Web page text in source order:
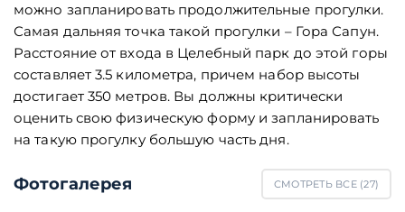
можно запланировать продолжительные прогулки.
Самая дальняя точка такой прогулки – Гора Сапун.
Расстояние от входа в Целебный парк до этой горы
составляет 3.5 километра, причем набор высоты
достигает 350 метров. Вы должны критически
оценить свою физическую форму и запланировать
на такую прогулку большую часть дня.
Фотогалерея СМОТРЕТЬ ВСЕ (27)